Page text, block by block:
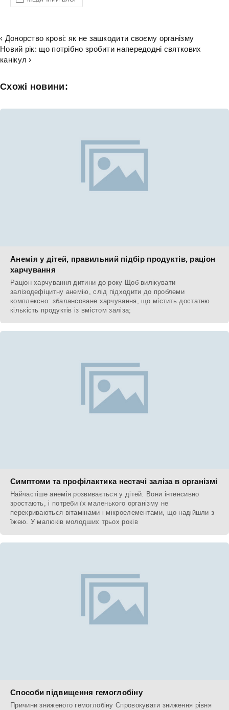
‹ Донорство крові: як не зашкодити своєму організму
Новий рік: що потрібно зробити напередодні святкових
канікул ›
Схожі новини:
Анемія у дітей, правильний підбір продуктів, раціон
харчування
Раціон харчування дитини до року Щоб вилікувати
залізодефіцитну анемію, слід підходити до проблеми
комплексно: збалансоване харчування, що містить достатню
кількість продуктів із вмістом заліза;
Симптоми та профілактика нестачі заліза в організмі
Найчастіше анемія розвивається у дітей. Вони інтенсивно
зростають, і потреби їх маленького організму не
перекриваються вітамінами і мікроелементами, що надійшли з
їжею. У малюків молодших трьох років
Способи підвищення гемоглобіну
Причини зниженого гемоглобіну Спровокувати зниження рівня